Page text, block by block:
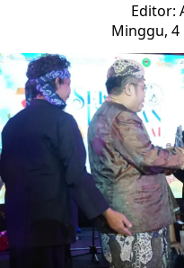
Editor:
Minggu, 4